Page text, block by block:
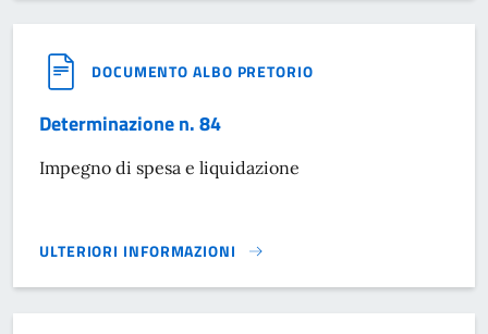
DOCUMENTO ALBO PRETORIO
Determinazione n. 84
Impegno di spesa e liquidazione
ULTERIORI INFORMAZIONI
DETERMINAZIONE N. 84}